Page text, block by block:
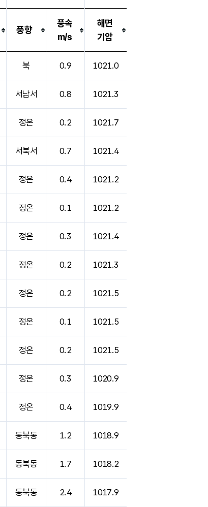
풍향
풍속
m/s
해면
기압
북 0.9 1021.0
서남서 0.8 1021.3
정온 0.2 1021.7
서북서 0.7 1021.4
정온 0.4 1021.2
정온 0.1 1021.2
정온 0.3 1021.4
정온 0.2 1021.3
정온 0.2 1021.5
정온 0.1 1021.5
정온 0.2 1021.5
정온 0.3 1020.9
정온 0.4 1019.9
동북동 1.2 1018.9
동북동 1.7 1018.2
동북동 2.4 1017.9